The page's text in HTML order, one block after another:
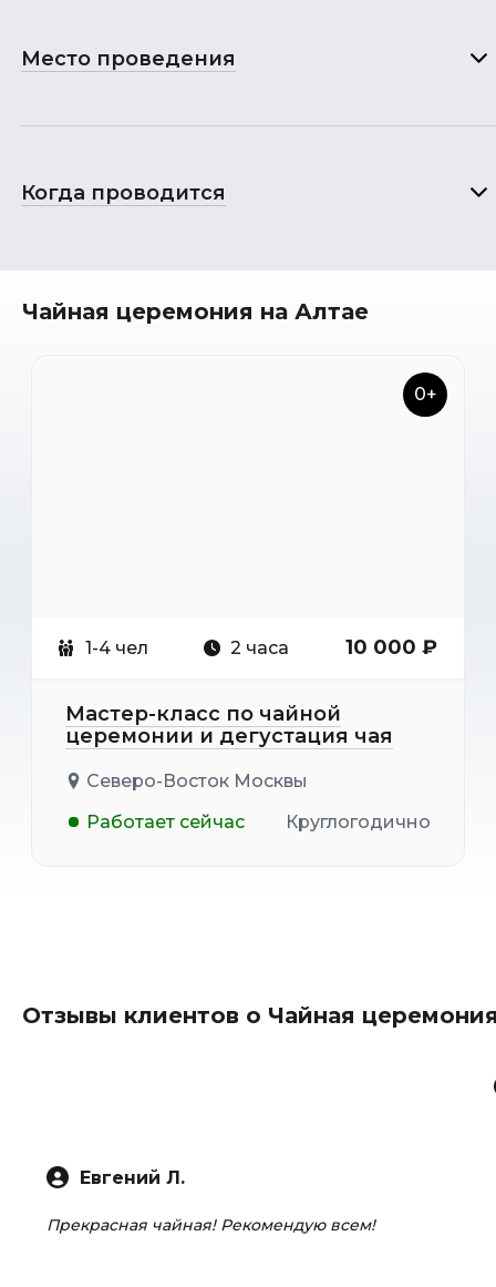
Место проведения
Когда проводится
Чайная церемония на Алтае
0+
1-4 чел 2 часа 10 000 ₽
Мастер-класс по чайной
церемонии и дегустация чая
Северо-Восток Москвы
Работает сейчас
Круглогодично
Отзывы клиентов о Чайная
Евгений Л.
Прекрасная чайная! Рекомендую всем!